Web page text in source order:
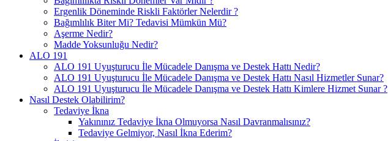
Ergenlik Döneminde Riskli Faktörler Nelerdir ?
Bağımlılık Biter Mi? Tedavisi Mümkün Mü?
Aşerme Nedir?
Madde Yoksunluğu Nedir?
ALO 191
ALO 191 Uyuşturucu İle Mücadele Danışma ve Destek Hattı Nedir?
ALO 191 Uyuşturucu İle Mücadele Danışma ve Destek Hattı Nasıl Hizmetler Sunar?
ALO 191 Uyuşturucu İle Mücadele Danışma ve Destek Hattı Kimlere Hizmet Sunar ?
Nasıl Destek Olabilirim?
Tedaviye İkna
Yakınınız Tedaviye İkna Olmuyorsa Nasıl Davranmalısınız?
Tedaviye Gelmiyor, Nasıl İkna Ederim?